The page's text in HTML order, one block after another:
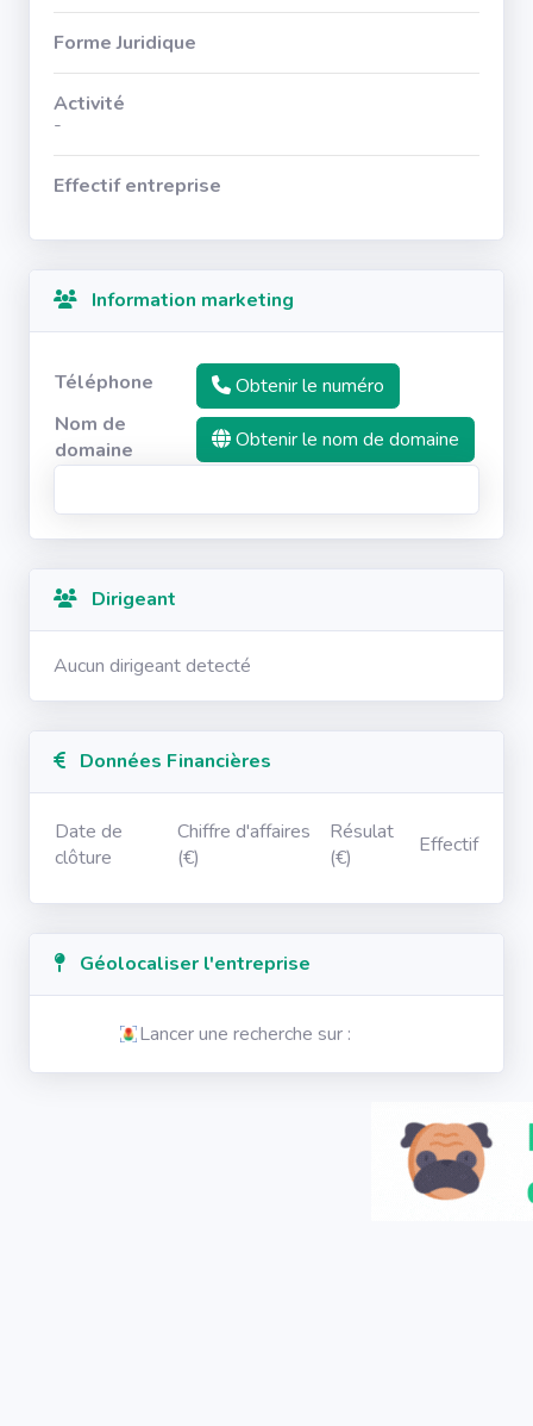
Forme Juridique
Activité
-
Effectif entreprise
Information marketing
Téléphone
Obtenir le numéro
Nom de
domaine
Obtenir le nom de domaine
Dirigeant
Aucun dirigeant detecté
Données Financières
Date de
clôture
Chiffre d'affaires
(€)
Résulat
(€)
Effectif
Géolocaliser l'entreprise
Lancer une recherche sur :